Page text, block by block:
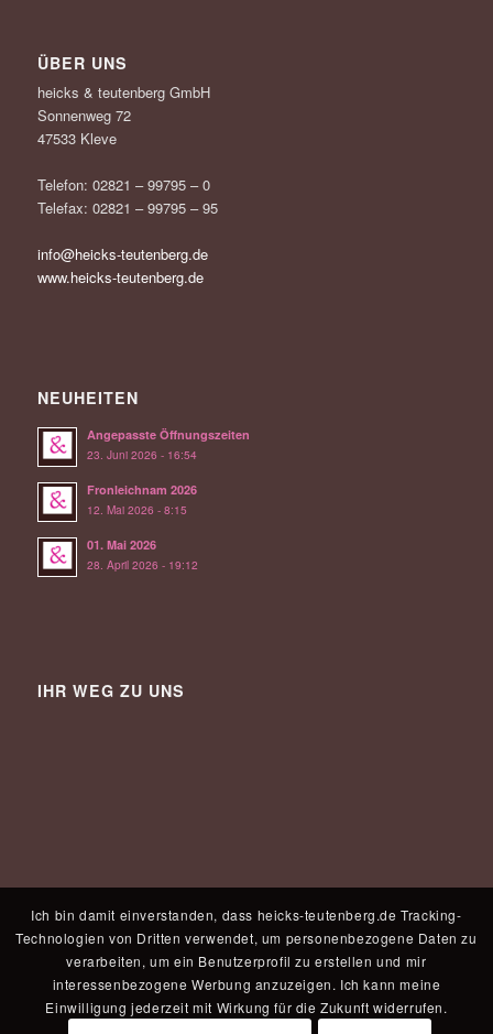
ÜBER UNS
heicks & teutenberg GmbH
Sonnenweg 72
47533 Kleve
Telefon: 02821 – 99795 – 0
Telefax: 02821 – 99795 – 95
info@heicks-teutenberg.de
www.heicks-teutenberg.de
NEUHEITEN
Angepasste Öffnungszeiten
23. Juni 2026 - 16:54
Fronleichnam 2026
12. Mai 2026 - 8:15
01. Mai 2026
28. April 2026 - 19:12
IHR WEG ZU UNS
Ich bin damit einverstanden, dass heicks-teutenberg.de Tracking-
Technologien von Dritten verwendet, um personenbezogene Daten zu
verarbeiten, um ein Benutzerprofil zu erstellen und mir
interessenbezogene Werbung anzuzeigen. Ich kann meine
Einwilligung jederzeit mit Wirkung für die Zukunft widerrufen.